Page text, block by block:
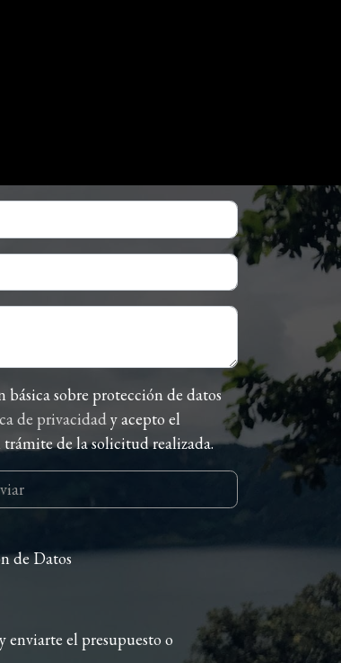
de privacidady acepto el
de la solicitud realizada.
de Datos
enviarte el presupuesto o